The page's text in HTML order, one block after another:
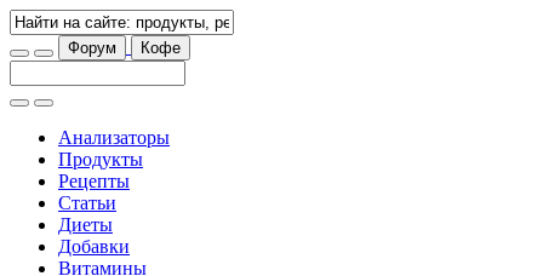
Форум Кофе
Анализаторы
Продукты
Рецепты
Статьи
Диеты
Добавки
Витамины